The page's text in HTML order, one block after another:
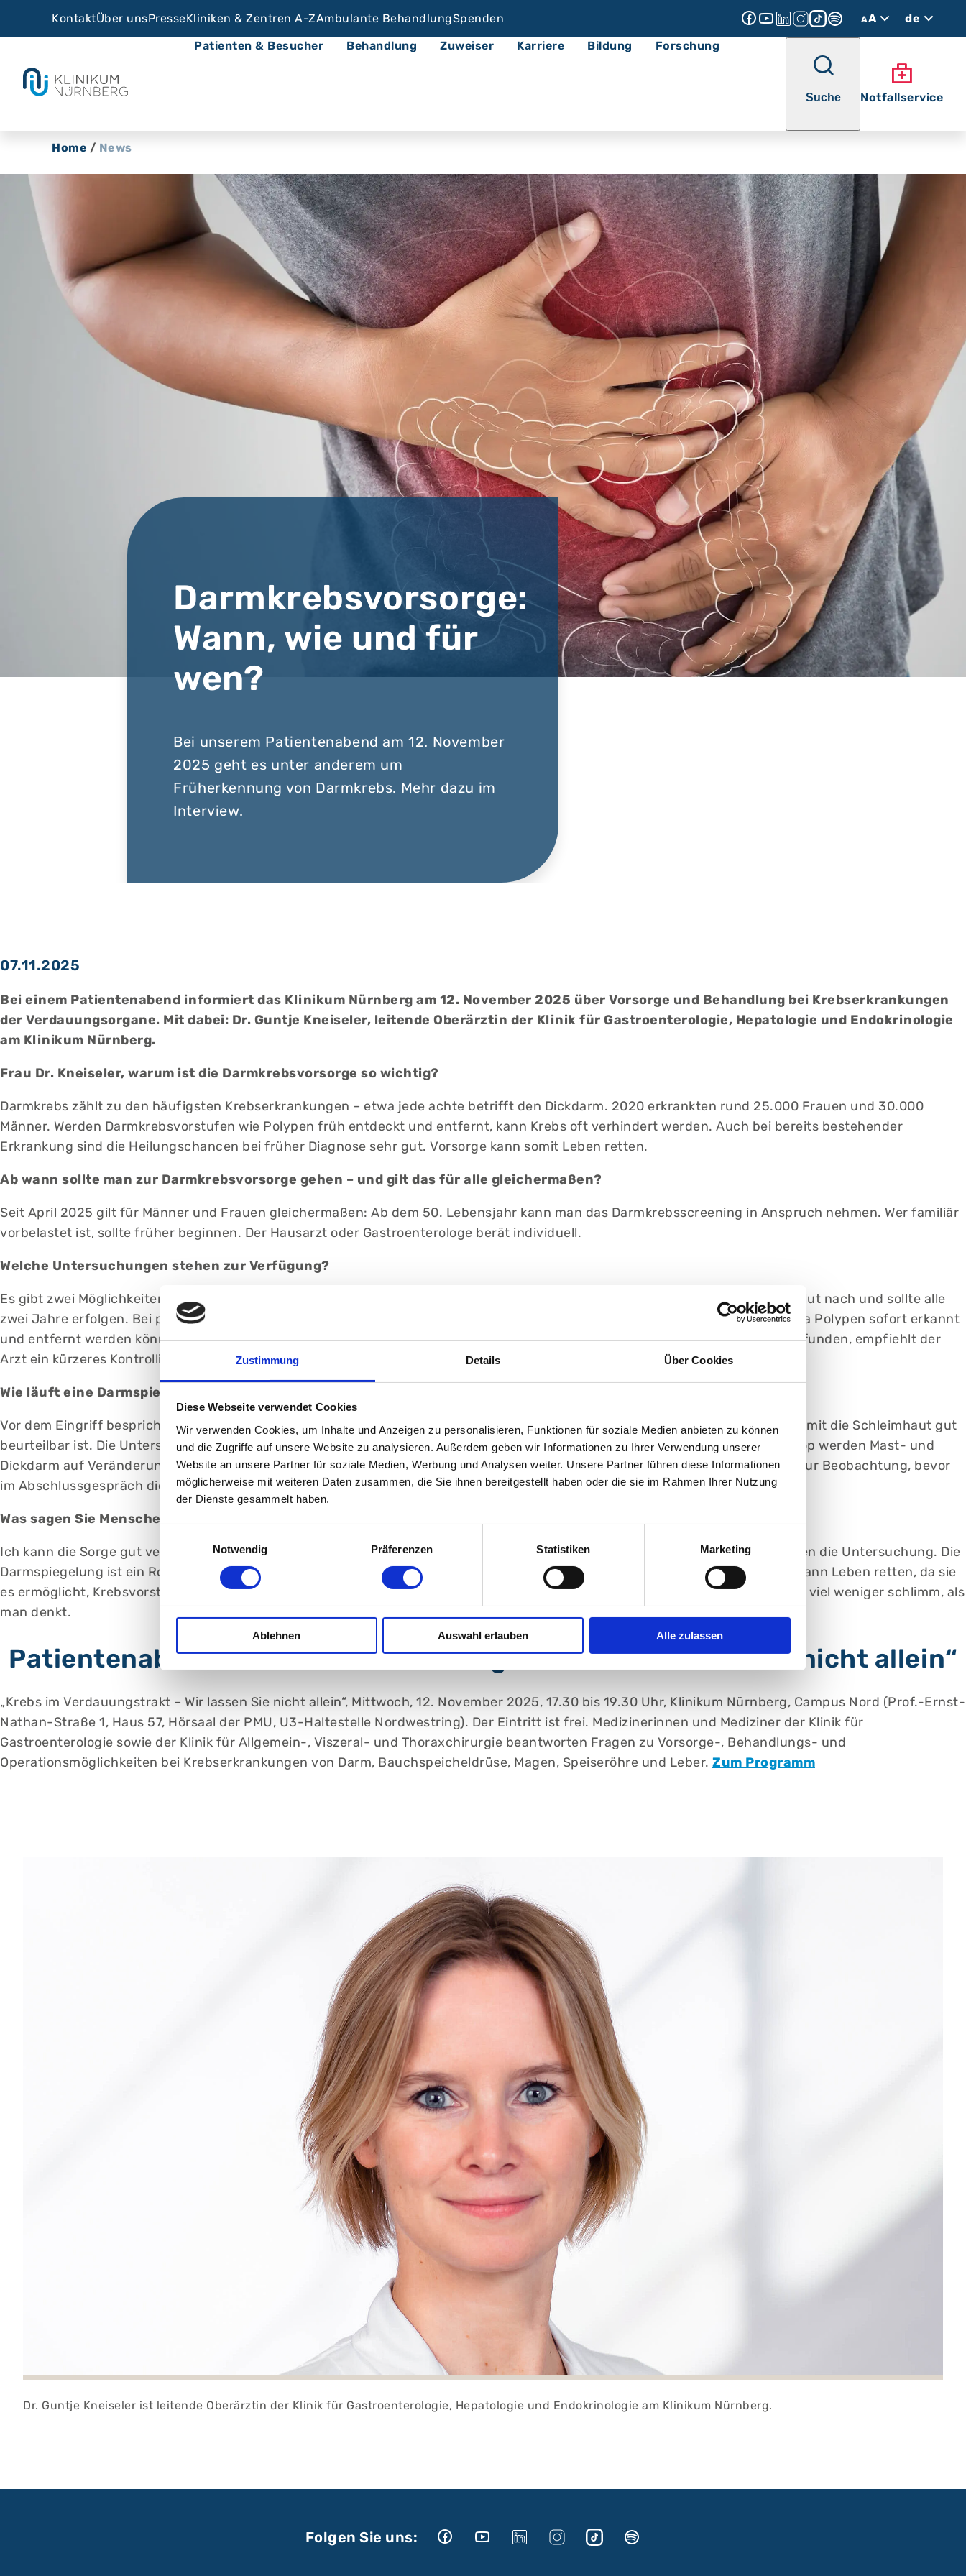
Zustimmung Details Über Cookies
Diese Webseite verwendet Cookies
Wir verwenden Cookies, um Inhalte und Anzeigen zu personalisieren, Funktionen für soziale Medien anbieten zu können
und die Zugriffe auf unsere Website zu analysieren. Außerdem geben wir Informationen zu Ihrer Verwendung unserer
Website an unsere Partner für soziale Medien, Werbung und Analysen weiter. Unsere Partner führen diese Informationen
möglicherweise mit weiteren Daten zusammen, die Sie ihnen bereitgestellt haben oder die sie im Rahmen Ihrer Nutzung
der Dienste gesammelt haben.
Notwendig
Präferenzen Statistiken Marketing
Ablehnen Auswahl erlauben Alle zulassen
KontaktÜber unsPresseKliniken & Zentren A-ZAmbulante BehandlungSpenden AA
de
Patienten & Besucher
Behandlung Zuweiser Karriere Bildung Forschung
Suche Notfallservice
Home / News
Darmkrebsvorsorge:
Wann, wie und für
wen?
Bei unserem Patientenabend am 12. November
2025 geht es unter anderem um
Früherkennung von Darmkrebs. Mehr dazu im
Interview.
07.11.2025
Bei einem Patientenabend informiert das Klinikum Nürnberg am 12. November 2025 über Vorsorge und Behandlung bei Krebserkrankungen
der Verdauungsorgane. Mit dabei: Dr. Guntje Kneiseler, leitende Oberärztin der Klinik für Gastroenterologie, Hepatologie und Endokrinologie
am Klinikum Nürnberg.
Frau Dr. Kneiseler, warum ist die Darmkrebsvorsorge so wichtig?
Darmkrebs zählt zu den häufigsten Krebserkrankungen – etwa jede achte betrifft den Dickdarm. 2020 erkrankten rund 25.000 Frauen und 30.000
Männer. Werden Darmkrebsvorstufen wie Polypen früh entdeckt und entfernt, kann Krebs oft verhindert werden. Auch bei bereits bestehender
Erkrankung sind die Heilungschancen bei früher Diagnose sehr gut. Vorsorge kann somit Leben retten.
Ab wann sollte man zur Darmkrebsvorsorge gehen – und gilt das für alle gleichermaßen?
Seit April 2025 gilt für Männer und Frauen gleichermaßen: Ab dem 50. Lebensjahr kann man das Darmkrebsscreening in Anspruch nehmen. Wer familiär
vorbelastet ist, sollte früher beginnen. Der Hausarzt oder Gastroenterologe berät individuell.
Welche Untersuchungen stehen zur Verfügung?
Es gibt zwei Möglichkeiten: den immunologischen Stuhltest (iFOBT) und die Darmspiegelung. Der Stuhltest weist verborgenes Blut nach und sollte alle
zwei Jahre erfolgen. Bei positivem Ergebnis folgt eine Darmspiegelung. Die Darmspiegelung (Koloskopie) ist der Goldstandard, da Polypen sofort erkannt
und entfernt werden können. Bei unauffälligem Befund genügt meist eine Wiederholung nach zehn Jahren. Werden Polypen gefunden, empfiehlt der
Arzt ein kürzeres Kontrollintervall.
Wie läuft eine Darmspiegelung ab?
Vor dem Eingriff bespricht der Arzt Ablauf, Vorbereitung und mögliche Risiken. Der Darm wird mit einer Trinklösung gereinigt, damit die Schleimhaut gut
beurteilbar ist. Die Untersuchung dauert etwa 20 bis 30 Minuten und erfolgt meist unter Sedierung. Mit einem flexiblen Endoskop werden Mast- und
Dickdarm auf Veränderungen untersucht, Polypen können sofort schmerzfrei entfernt werden. Danach bleibt der Patient kurz zur Beobachtung, bevor
im Abschlussgespräch die Befunde erläutert werden.
Was sagen Sie Menschen, die sich vor einer Darmspiegelung fürchten?
Ich kann die Sorge gut verstehen, aber sie ist unbegründet. Dank moderner Beruhigungsmittel verschlafen die meisten Patienten die Untersuchung. Die
Darmspiegelung ist ein Routineeingriff, sie ist sicher und dauert nicht lange. Und das Wichtigste: Die Vorsorgedarmspiegelung kann Leben retten, da sie
es ermöglicht, Krebsvorstufen frühzeitig zu erkennen und zu entfernen. Wer die Vorsorge einmal erlebt hat, merkt schnell: Es ist viel weniger schlimm, als
man denkt.
Patientenabend: „Krebs im Verdauungstrakt – Wir lassen Sie nicht allein“
„Krebs im Verdauungstrakt – Wir lassen Sie nicht allein“, Mittwoch, 12. November 2025, 17.30 bis 19.30 Uhr, Klinikum Nürnberg, Campus Nord (Prof.-Ernst-
Nathan-Straße 1, Haus 57, Hörsaal der PMU, U3-Haltestelle Nordwestring). Der Eintritt ist frei. Medizinerinnen und Mediziner der Klinik für
Gastroenterologie sowie der Klinik für Allgemein-, Viszeral- und Thoraxchirurgie beantworten Fragen zu Vorsorge-, Behandlungs- und
Operationsmöglichkeiten bei Krebserkrankungen von Darm, Bauchspeicheldrüse, Magen, Speiseröhre und Leber. Zum Programm
Dr. Guntje Kneiseler ist leitende Oberärztin der Klinik für Gastroenterologie, Hepatologie und Endokrinologie am Klinikum Nürnberg.
Folgen Sie uns: